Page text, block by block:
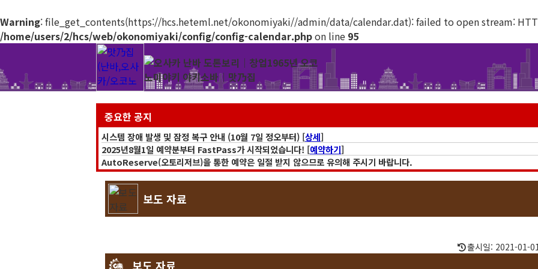
Warning: file_get_contents(https://hcs.heteml.net/okonomiyaki//admin/data/calendar.dat): failed to open stream:
/home/users/2/hcs/web/okonomiyaki/config/config-calendar.phpon line 95
중요한 공지
시스템 장애 발생 및 잠정 복구 안내 (10월 7일 정오부터) [상세]
2025년8월1일 예약분부터 FastPass가 시작되었습니다! [예약하기]
AutoReserve(오토리저브)을 통한 예약은 일절 받지 않으므로 유의해 주시기 바랍니다.
또한, AutoReserve를 경유한 예약(「FastPass」 포함)은 모두 무효 처리됩니다. 양해 부탁드립니다.
온라인 쇼핑몰은 일시적으로 운영을 중단하고 있습니다. (중단 기간: 4월20일 ∼ 미정) [
보도 자료
출시일: 2021-01-
보도 자료